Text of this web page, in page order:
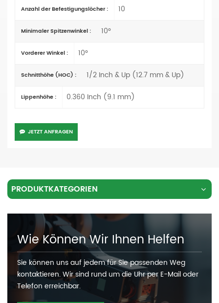
Anzahl der Befestigungslöcher : 10
Minimaler Spitzenwinkel : 10°
Vorderer Winkel : 10°
Schnitthöhe (HOC) : 1/2 Inch & Up (12.7 mm & Up)
Lippenhöhe : 0.360 Inch (9.1 mm)
JETZT ANFRAGEN
PRODUKTKATEGORIEN
Wie Können Wir Ihnen Helfen
Sie können uns auf jedem für Sie passenden Weg
kontaktieren. Wir sind rund um die Uhr per E-Mail oder
Telefon erreichbar.